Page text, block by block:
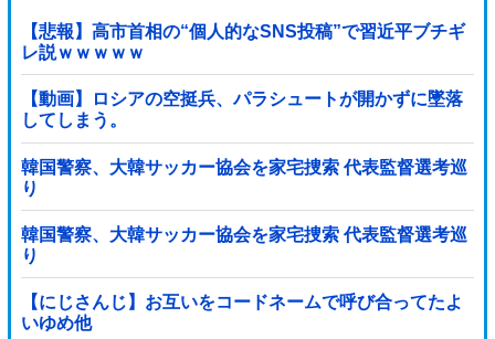
【悲報】高市首相の“個人的なSNS投稿”で習近平ブチギ
レ説ｗｗｗｗｗ
【動画】ロシアの空挺兵、パラシュートが開かずに墜落
してしまう。
韓国警察、大韓サッカー協会を家宅捜索 代表監督選考巡
り
韓国警察、大韓サッカー協会を家宅捜索 代表監督選考巡
り
【にじさんじ】お互いをコードネームで呼び合ってたよ
いゆめ他